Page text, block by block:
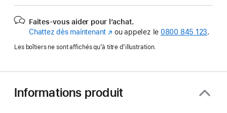
Faites-vous aider pour l’achat.
Chattez dès maintenant (s’ouvre
une
fenêtre)
ou appelez le 0800 845 123.
Les boîtiers ne sont affichés qu’à titre d’illustration.
Informations produit